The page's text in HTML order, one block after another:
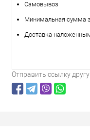
Самовывоз
Минимальная сумма
Доставка
Отправить ссылку другу